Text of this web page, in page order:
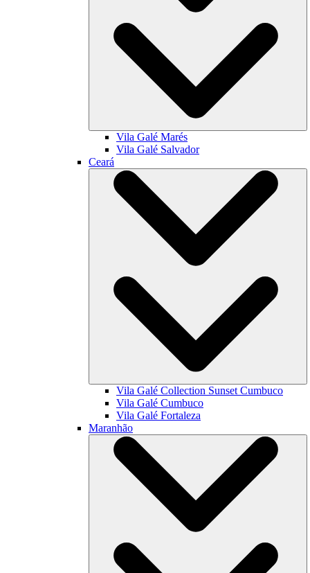
Vila Galé Marés
Vila Galé Salvador
Ceará
Vila Galé Collection Sunset Cumbuco
Vila Galé Cumbuco
Vila Galé Fortaleza
Maranhão